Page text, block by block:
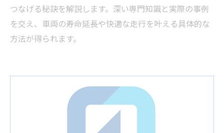
つなげる秘訣を解説します。深い専門知識と実際の事例
を交え、車両の寿命延長や快適な走行を叶える具体的な
方法が得られます。